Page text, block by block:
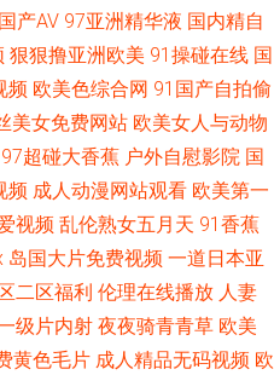
新网址 九九草在线碰视频 激情视频
超碰 日韩精品色综欧美 操逼大片韩
视屏网站 婷婷综合色色网 91精品视
午夜黄色影院 91熟女视频 大香蕉资
类调教 国产在线A秀秀 欧美3级 日韩
1级a片 成人小电影91 海角天涯人与
产AV 97亚洲精华液 国内精自
狠狠撸亚洲欧美 91操碰在线 国
频 欧美色综合网 91国产自拍偷
美女免费网站 欧美女人与动物
97超碰大香蕉 户外自慰影院 国
频 成人动漫网站观看 欧美第一
视频 乱伦熟女五月天 91香蕉
岛国大片免费视频 一道日本亚
二区福利 伦理在线播放 人妻
级片内射 夜夜骑青青草 欧美
黄色毛片 成人精品无码视频 欧